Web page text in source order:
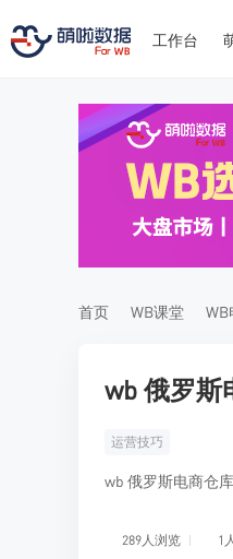
工作台
首页 WB课堂
wb 俄罗斯
运营技巧
wb 俄罗斯电商仓
289人浏览 1